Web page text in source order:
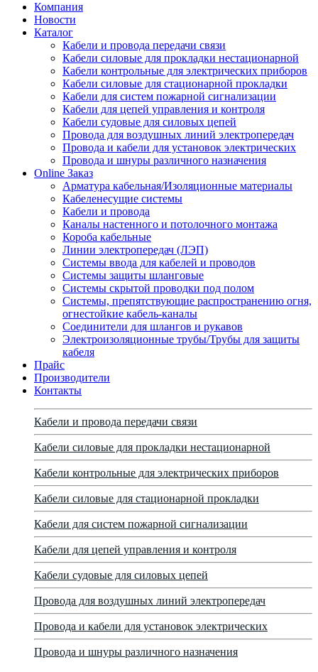
Компания
Новости
Каталог
Кабели и провода передачи связи
Кабели силовые для прокладки нестационарной
Кабели контрольные для электрических приборов
Кабели силовые для стационарной прокладки
Кабели для систем пожарной сигнализации
Кабели для цепей управления и контроля
Кабели судовые для силовых цепей
Провода для воздушных линий электропередач
Провода и кабели для установок электрических
Провода и шнуры различного назначения
Online Заказ
Арматура кабельная/Изоляционные материалы
Кабеленесущие системы
Кабели и провода
Каналы настенного и потолочного монтажа
Короба кабельные
Линии электропередач (ЛЭП)
Системы ввода для кабелей и проводов
Системы защиты шланговые
Системы скрытой проводки под полом
Системы, препятствующие распространению огня,
огнестойкие кабель-каналы
Соединители для шлангов и рукавов
Электроизоляционные трубы/Трубы для защиты
кабеля
Прайс
Производители
Контакты
Кабели и провода передачи связи
Кабели силовые для прокладки нестационарной
Кабели контрольные для электрических приборов
Кабели силовые для стационарной прокладки
Кабели для систем пожарной сигнализации
Кабели для цепей управления и контроля
Кабели судовые для силовых цепей
Провода для воздушных линий электропередач
Провода и кабели для установок электрических
Провода и шнуры различного назначения